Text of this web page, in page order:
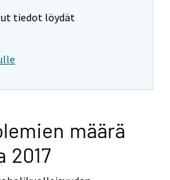
tiedot löydät
määrä
2017